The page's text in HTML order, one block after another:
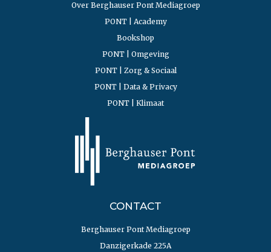
Over Berghauser Pont Mediagroep
PONT | Academy
Bookshop
PONT | Omgeving
PONT | Zorg & Sociaal
PONT | Data & Privacy
PONT | Klimaat
CONTACT
Berghauser Pont Mediagroep
Danzigerkade 225A